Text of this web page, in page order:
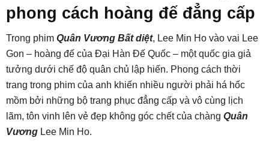
phong cách hoàng đế đẳng cấp
Trong phim Quân Vương Bất diệt, Lee Min Ho vào vai Lee
Gon – hoàng đế của Đại Hàn Đế Quốc – một quốc gia giả
tưởng dưới chế độ quân chủ lập hiến. Phong cách thời
trang trong phim của anh khiến nhiều người phải há hốc
mồm bởi những bộ trang phục đẳng cấp và vô cùng lịch
lãm, tôn vinh lên vẻ đẹp không góc chết của chàng Quân
Vương Lee Min Ho.